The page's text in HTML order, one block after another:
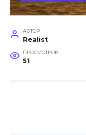
АВТОР
Realist
ПРОСМОТРОВ
51